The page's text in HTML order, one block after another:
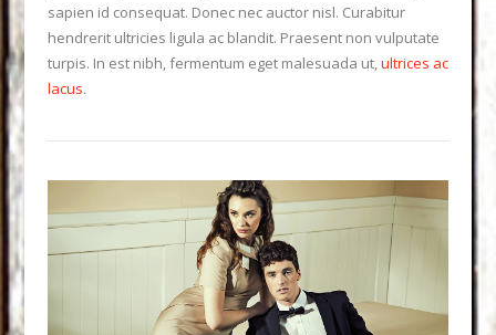
sapien id consequat. Donec nec auctor nisl. Curabitur
hendrerit ultricies ligula ac blandit. Praesent non vulputate
turpis. In est nibh, fermentum eget malesuada ut,ultrices ac
lacus.